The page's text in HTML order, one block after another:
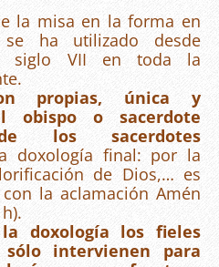
la misa en la forma en
ha utilizado desde
siglo VII en toda la
propias, única y
obispo o sacerdote
los sacerdotes
doxología final: por la
de Dios,… es
la aclamación Amén
doxología los fieles
intervienen para